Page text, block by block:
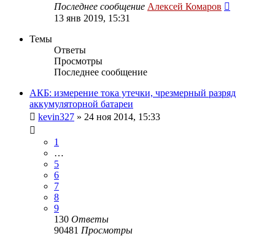
Последнее сообщение Алексей Комаров
13 янв 2019, 15:31
Темы
Ответы
Просмотры
Последнее сообщение
АКБ: измерение тока утечки, чрезмерный разряд
аккумуляторной батареи
kevin327 » 24 ноя 2014, 15:33
1
…
5
6
7
8
9
130 Ответы
90481 Просмотры